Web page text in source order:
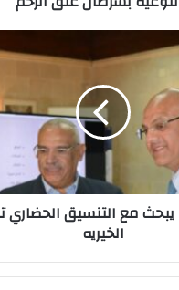
مع التنسيق الحضاري
الخيريه